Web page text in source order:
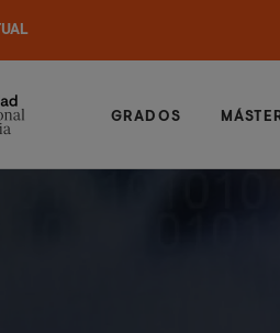
GRADOS